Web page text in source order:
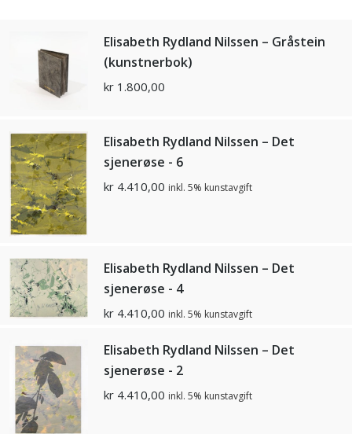
Elisabeth Rydland Nilssen – Gråstein
(kunstnerbok)
kr 1.800,00
Elisabeth Rydland Nilssen – Det
sjenerøse - 6
kr 4.410,00 inkl. 5% kunstavgift
Elisabeth Rydland Nilssen – Det
sjenerøse - 4
kr 4.410,00 inkl. 5% kunstavgift
Elisabeth Rydland Nilssen – Det
sjenerøse - 2
kr 4.410,00 inkl. 5% kunstavgift